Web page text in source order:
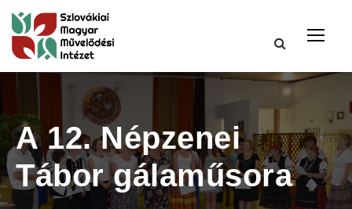
A 12. Népzenei
Tábor gálaműsora